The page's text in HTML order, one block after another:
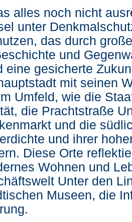
alles noch nicht
unter
das durch
und
eine gesicherte
mit seinen
Umfeld, wie die
die Prachtstraße
und die
und ihrer
Diese Orte
Wohnen und
Unter den
Museen, die